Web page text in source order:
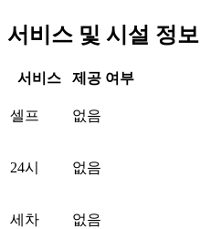
서비스 및 시설 정보
서비스 제공 여부
셀프 없음
24시 없음
세차 없음